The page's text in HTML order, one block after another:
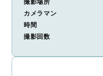
撮影場所
カメラマン
時間
撮影回数